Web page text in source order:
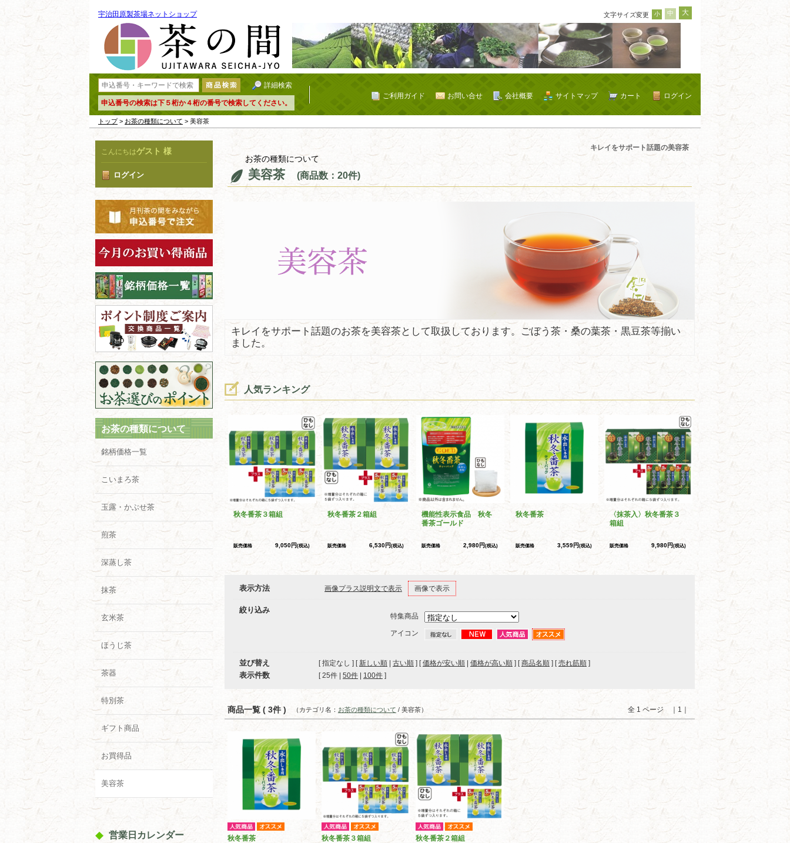
宇治田原製茶場ネットショップ 文字サイズ変更 小 中 大
詳細検索
申込番号の検索は下５桁か４桁の番号で検索してください。
ログイン
カート
サイトマップ
会社概要
お問い合せ
ご利用ガイド
トップ> お茶の種類について > 美容茶
こんにちはゲスト 様
ログイン
お茶の種類について
銘柄価格一覧
こいまろ茶
玉露・かぶせ茶
煎茶
深蒸し茶
抹茶
玄米茶
ほうじ茶
茶器
特別茶
ギフト商品
お買得品
美容茶
営業日カレンダー
キレイをサポート話題の美容茶
お茶の種類について
美容茶 (商品数：20件)
キレイをサポート話題のお茶を美容茶として取扱しております。ごぼう茶・桑の葉茶・黒豆茶等揃い
ました。
人気ランキング
秋冬番茶３箱組
販売価格 9,050円(税込)
秋冬番茶２箱組
販売価格 6,530円(税込)
機能性表示食品 秋冬
番茶ゴールド
販売価格 2,980円(税込)
秋冬番茶
販売価格 3,559円(税込)
〈抹茶入〉秋冬番茶３
箱組
販売価格 9,980円(税込)
表示方法 画像プラス説明文で表示 画像で表示
絞り込み
特集商品
アイコン
並び替え [ 指定なし ] [ 新しい順 古い順 ] [価格が安い順 価格が高い順 ] [商品名順 ] [売れ筋順 ]
表示件数 [ 25件 50件 100件 ]
商品一覧 ( 3件 ) 全 1 ページ ｜1｜
（カテゴリ名： お茶の種類について / 美容茶）
秋冬番茶 秋冬番茶３箱組 秋冬番茶２箱組